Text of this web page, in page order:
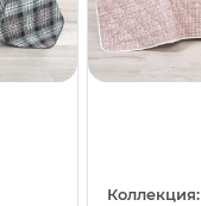
Коллекция: